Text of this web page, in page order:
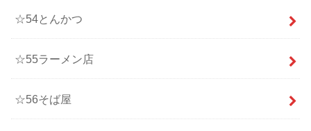
☆54とんかつ
☆55ラーメン店
☆56そば屋